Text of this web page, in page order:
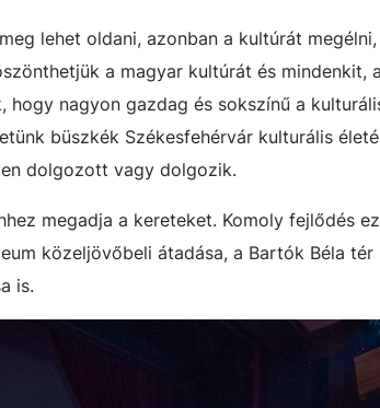
lehet oldani, azonban a kultúrát
a magyar kultúrát és mindenkit,
nagyon gazdag és sokszínű a
büszkék Székesfehérvár kulturális
dolgozott vagy dolgozik.
megadja a kereteket. Komoly fejlődés
közeljövőbeli átadása, a Bartók Béla
is.